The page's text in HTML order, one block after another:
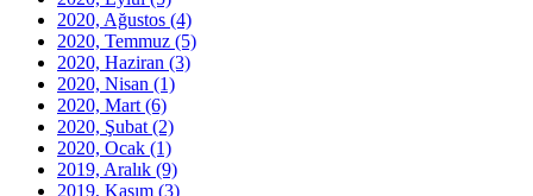
2020, Ağustos (4)
2020, Temmuz (5)
2020, Haziran (3)
2020, Nisan (1)
2020, Mart (6)
2020, Şubat (2)
2020, Ocak (1)
2019, Aralık (9)
2019, Kasım (3)